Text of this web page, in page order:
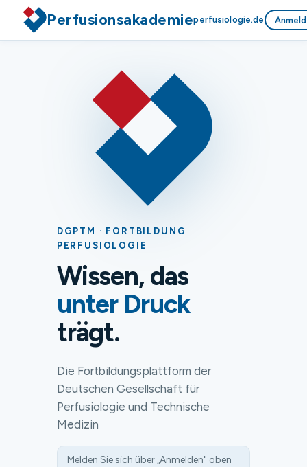
Perfusionsakademieperfusiologie.de
DGPTM · FORTBILDUNG
PERFUSIOLOGIE
Wissen, das
unter Druck
trägt.
Die Fortbildungsplattform der
Deutschen Gesellschaft für
Perfusiologie und Technische
Medizin
Melden Sie sich über „Anmelden" oben